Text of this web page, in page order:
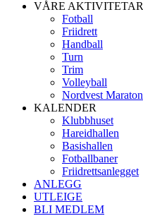
VÅRE AKTIVITETAR
Fotball
Friidrett
Handball
Turn
Trim
Volleyball
Nordvest Maraton
KALENDER
Klubbhuset
Hareidhallen
Basishallen
Fotballbaner
Friidrettsanlegget
ANLEGG
UTLEIGE
BLI MEDLEM